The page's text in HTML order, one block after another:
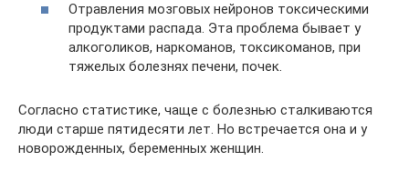
Отравления мозговых нейронов токсическими
продуктами распада. Эта проблема бывает у
алкоголиков, наркоманов, токсикоманов, при
тяжелых болезнях печени, почек.
Согласно статистике, чаще с болезнью сталкиваются
люди старше пятидесяти лет. Но встречается она и у
новорожденных, беременных женщин.